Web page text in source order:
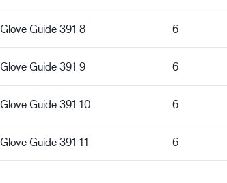
Glove Guide 391 8 6
Glove Guide 391 9 6
Glove Guide 391 10 6
Glove Guide 391 11 6